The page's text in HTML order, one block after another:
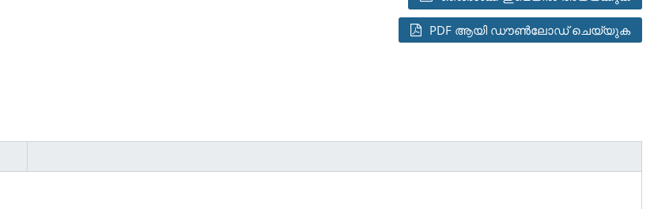
PDF ആയി ഡൗൺലോഡ് ചെയ്യുക